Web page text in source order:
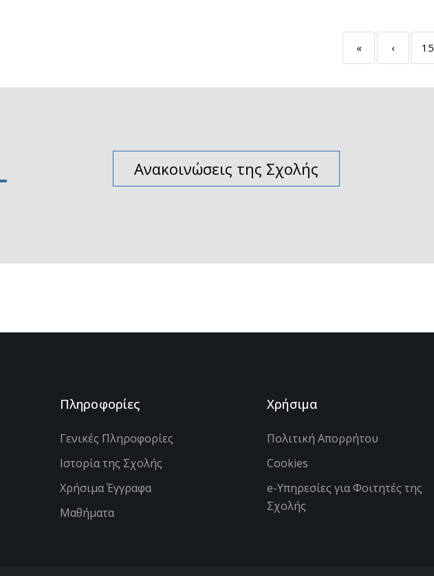
« ‹ 15
Ανακοινώσεις της Σχολής
Πληροφορίες
Γενικές Πληροφορίες
Ιστορία της Σχολής
Χρήσιμα Έγγραφα
Μαθήματα
Χρήσιμα
Πολιτική Απορρήτου
Cookies
e-Υπηρεσίες για Φοιτητές της
Σχολής